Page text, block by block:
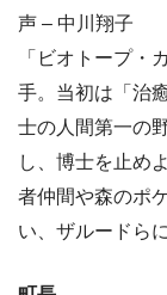
声 – 中川翔子
「ビオトープ・
手。当初は「治
士の人間第一の
し、博士を止め
者仲間や森のポ
い、ザルードら